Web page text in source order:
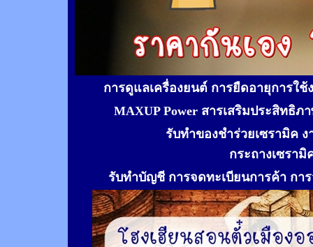
การดูแลเครื่องยนต์ การยืดอายุการใ
MAXUP Power สารเสริมประสิทธิ
รับทำของชำร่วยเซรามิค
กระถางเซรา
รับทำบัญชี การจดทะเบียนการค้า กา